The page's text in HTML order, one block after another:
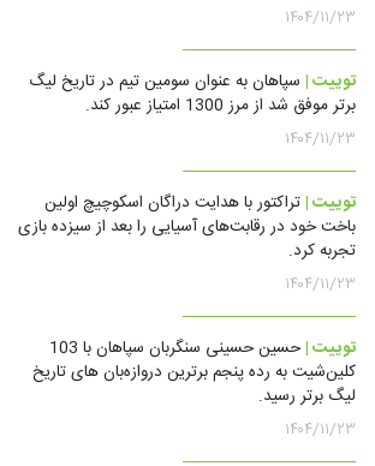
۱۴۰۴/۱۱/۲۳
توییت | سپاهان به عنوان سومین تیم در تاریخ لیگ
برتر موفق شد از مرز 1300 امتیاز عبور کند.
۱۴۰۴/۱۱/۲۳
توییت |تراکتور با هدایت دراگان اسکوچیچ اولین
باخت خود در رقابت‌های آسیایی را بعد از سیزده بازی
تجربه کرد.
۱۴۰۴/۱۱/۲۳
توییت |
حسین حسینی سنگربان سپاهان با 103
کلین‌شیت به رده پنجم برترین دروازه‌بان های تاریخ
لیگ برتر رسید.
۱۴۰۴/۱۱/۲۳